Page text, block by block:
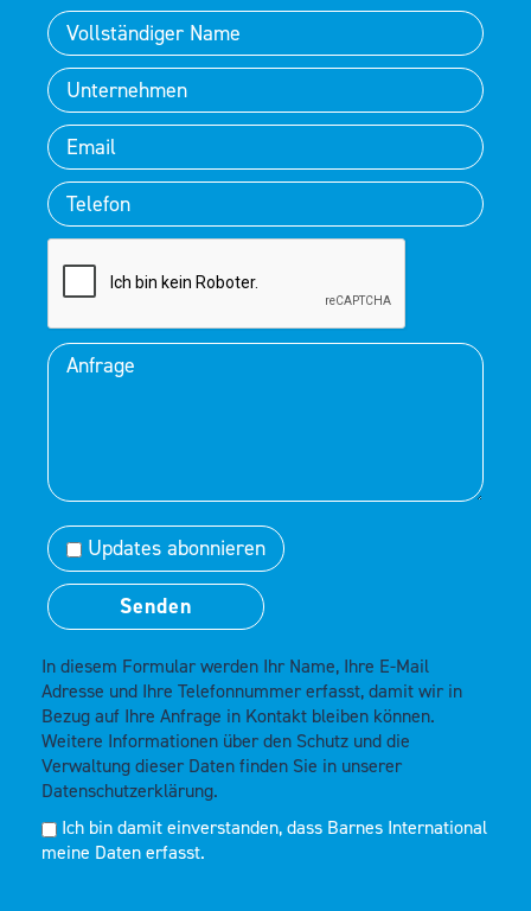
Updates abonnieren
In diesem Formular werden Ihr Name, Ihre E-Mail
Adresse und Ihre Telefonnummer erfasst, damit wir in
Bezug auf Ihre Anfrage in Kontakt bleiben können.
Weitere Informationen über den Schutz und die
Verwaltung dieser Daten finden Sie in unserer
Datenschutzerklärung.
Ich bin damit einverstanden, dass Barnes International
meine Daten erfasst.